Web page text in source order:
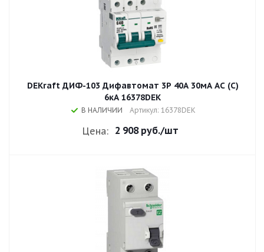
DEKraft ДИФ-103 Дифавтомат 3P 40А 30мА AC (C)
6кА 16378DEK
В НАЛИЧИИ Артикул: 16378DEK
Цена: 2 908 руб./шт